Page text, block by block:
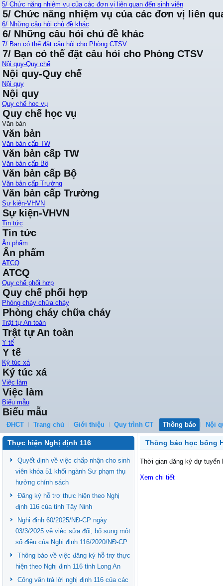
5/ Chức năng nhiệm vụ của các đơn vị liên quan đến sinh viên
5/ Chức năng nhiệm vụ của các đơn vị liên
6/ Những câu hỏi chủ đề khác
6/ Những câu hỏi chủ đề khác
7/ Bạn có thể đặt câu hỏi cho Phòng CTSV
7/ Bạn có thể đặt câu hỏi cho Phòng CTSV
Nội quy-Quy chế
Nội quy-Quy chế
Nội quy
Nội quy
Quy chế học vụ
Quy chế học vụ
Văn bản
Văn bản
Văn bản cấp TW
Văn bản cấp TW
Văn bản cấp Bộ
Văn bản cấp Bộ
Văn bản cấp Trường
Văn bản cấp Trường
Sự kiện-VHVN
Sự kiện-VHVN
Tin tức
Tin tức
Ấn phẩm
Ấn phẩm
ATCQ
ATCQ
Quy chế phối hợp
Quy chế phối hợp
Phòng cháy chữa cháy
Phòng cháy chữa cháy
Trật tự An toàn
Trật tự An toàn
Y tế
Y tế
Ký túc xá
Ký túc xá
Việc làm
Việc làm
Biểu mẫu
Biểu mẫu
ĐHCT Trang chủ Giới thiệu Quy trình CT Thông báo Nội
Thực hiện Nghị định 116
Quyết định về việc chấp nhận cho sinh
viên khóa 51 khối ngành Sư phạm thụ
hưởng chính sách
Đăng ký hỗ trợ thực hiện theo Nghị
định 116 của tỉnh Tây Ninh
Nghị định 60/2025/NĐ-CP ngày
03/3/2025 về việc sửa đổi, bổ sung một
số điều của Nghị định 116/2020/NĐ-CP
Thông báo về việc đăng ký hỗ trợ thực
hiện theo Nghị định 116 tỉnh Long An
Công văn trả lời nghị định 116 của các
Thông báo học bổng
Thời gian đăng ký dự tuyển
Xem chi tiết